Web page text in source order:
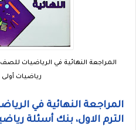
المراجعة النهائية في الرياضيات للصف
رياضيات أولى
المراجعة النهائية في
الترم الاول، بنك أسئلة